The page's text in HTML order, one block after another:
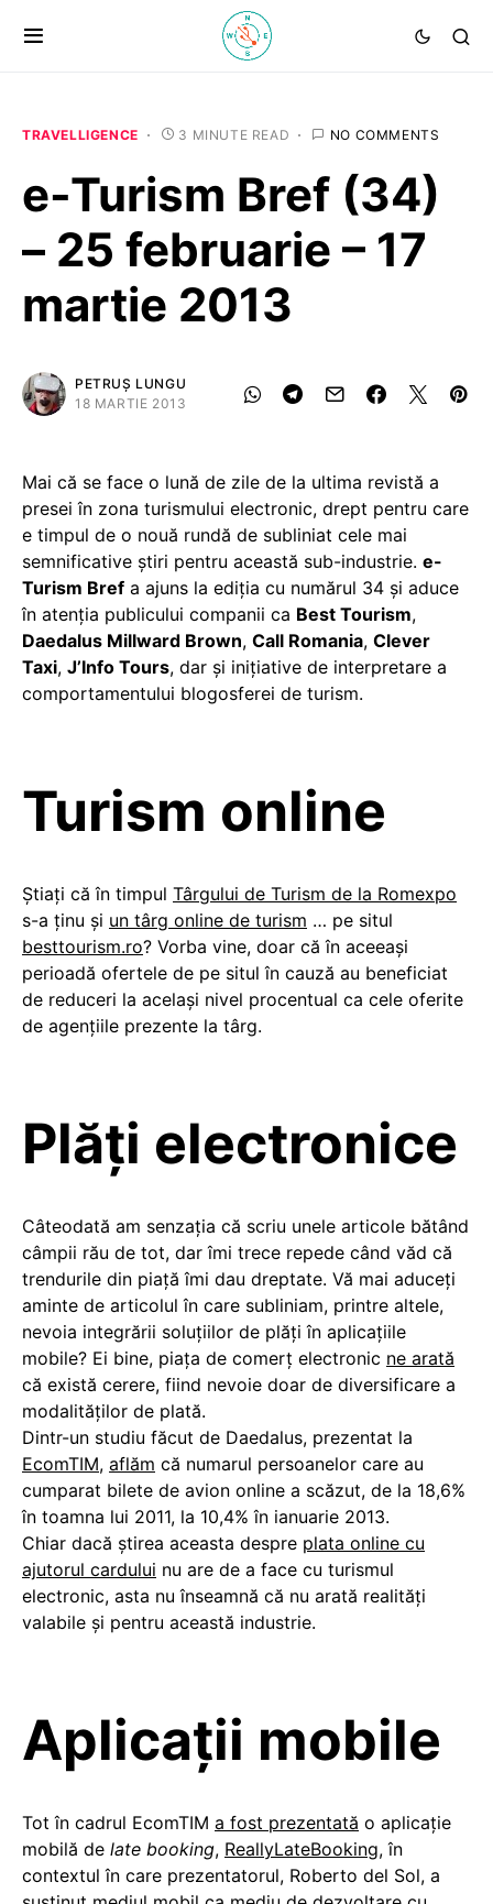
TRAVELLIGENCE 3 MINUTE READ NO COMMENTS
e-Turism Bref (34)
– 25 februarie – 17
martie 2013
PETRUȘ LUNGU
18 MARTIE 2013
Mai că se face o lună de zile de la ultima revistă a
presei în zona turismului electronic, drept pentru care
e timpul de o nouă rundă de subliniat cele mai
semnificative ştiri pentru această sub-industrie. e-
Turism Bref a ajuns la ediţia cu numărul 34 şi aduce
în atenţia publicului companii ca Best Tourism,
Daedalus Millward Brown, Call Romania, Clever
Taxi, J’Info Tours, dar şi iniţiative de interpretare a
comportamentului blogosferei de turism.
Turism online
Ştiaţi că în timpul Târgului de Turism de la Romexpo
s-a ţinu şi un târg online de turism … pe situl
besttourism.ro? Vorba vine, doar că în aceeaşi
perioadă ofertele de pe situl în cauză au beneficiat
de reduceri la acelaşi nivel procentual ca cele oferite
de agenţiile prezente la târg.
Plăți electronice
Câteodată am senzaţia că scriu unele articole bătând
câmpii rău de tot, dar îmi trece repede când văd că
trendurile din piaţă îmi dau dreptate. Vă mai aduceţi
aminte de articolul în care subliniam, printre altele,
nevoia integrării soluţiilor de plăţi în aplicaţiile
mobile? Ei bine, piaţa de comerţ electronic ne arată
că există cerere, fiind nevoie doar de diversificare a
modalităţilor de plată.
Dintr-un studiu făcut de Daedalus, prezentat la
EcomTIM, aflăm că numarul persoanelor care au
cumparat bilete de avion online a scăzut, de la 18,6%
în toamna lui 2011, la 10,4% în ianuarie 2013.
Chiar dacă ştirea aceasta despre plata online cu
ajutorul cardului nu are de a face cu turismul
electronic, asta nu înseamnă că nu arată realităţi
valabile şi pentru această industrie.
Aplicații mobile
Tot în cadrul EcomTIM a fost prezentată o aplicație
mobilă de late booking, ReallyLateBooking, în
contextul în care prezentatorul, Roberto del Sol, a